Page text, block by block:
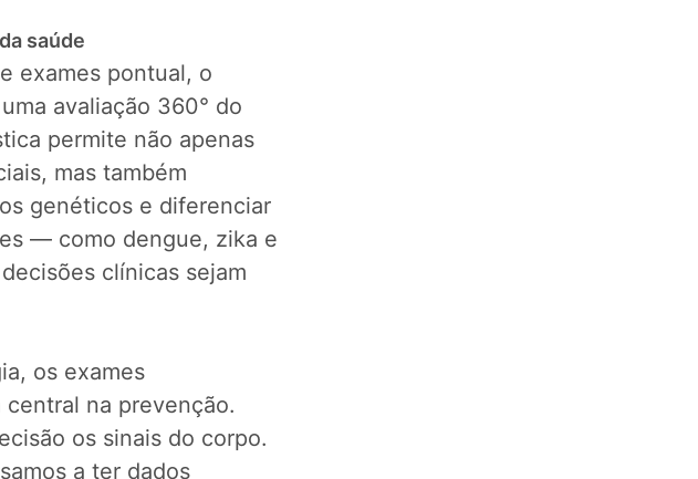
saúde
exames pontual, o
avaliação 360° do
permite não apenas
mas também
genéticos e diferenciar
— como dengue, zika e
clínicas sejam
os exames
na prevenção.
os sinais do corpo.
a ter dados